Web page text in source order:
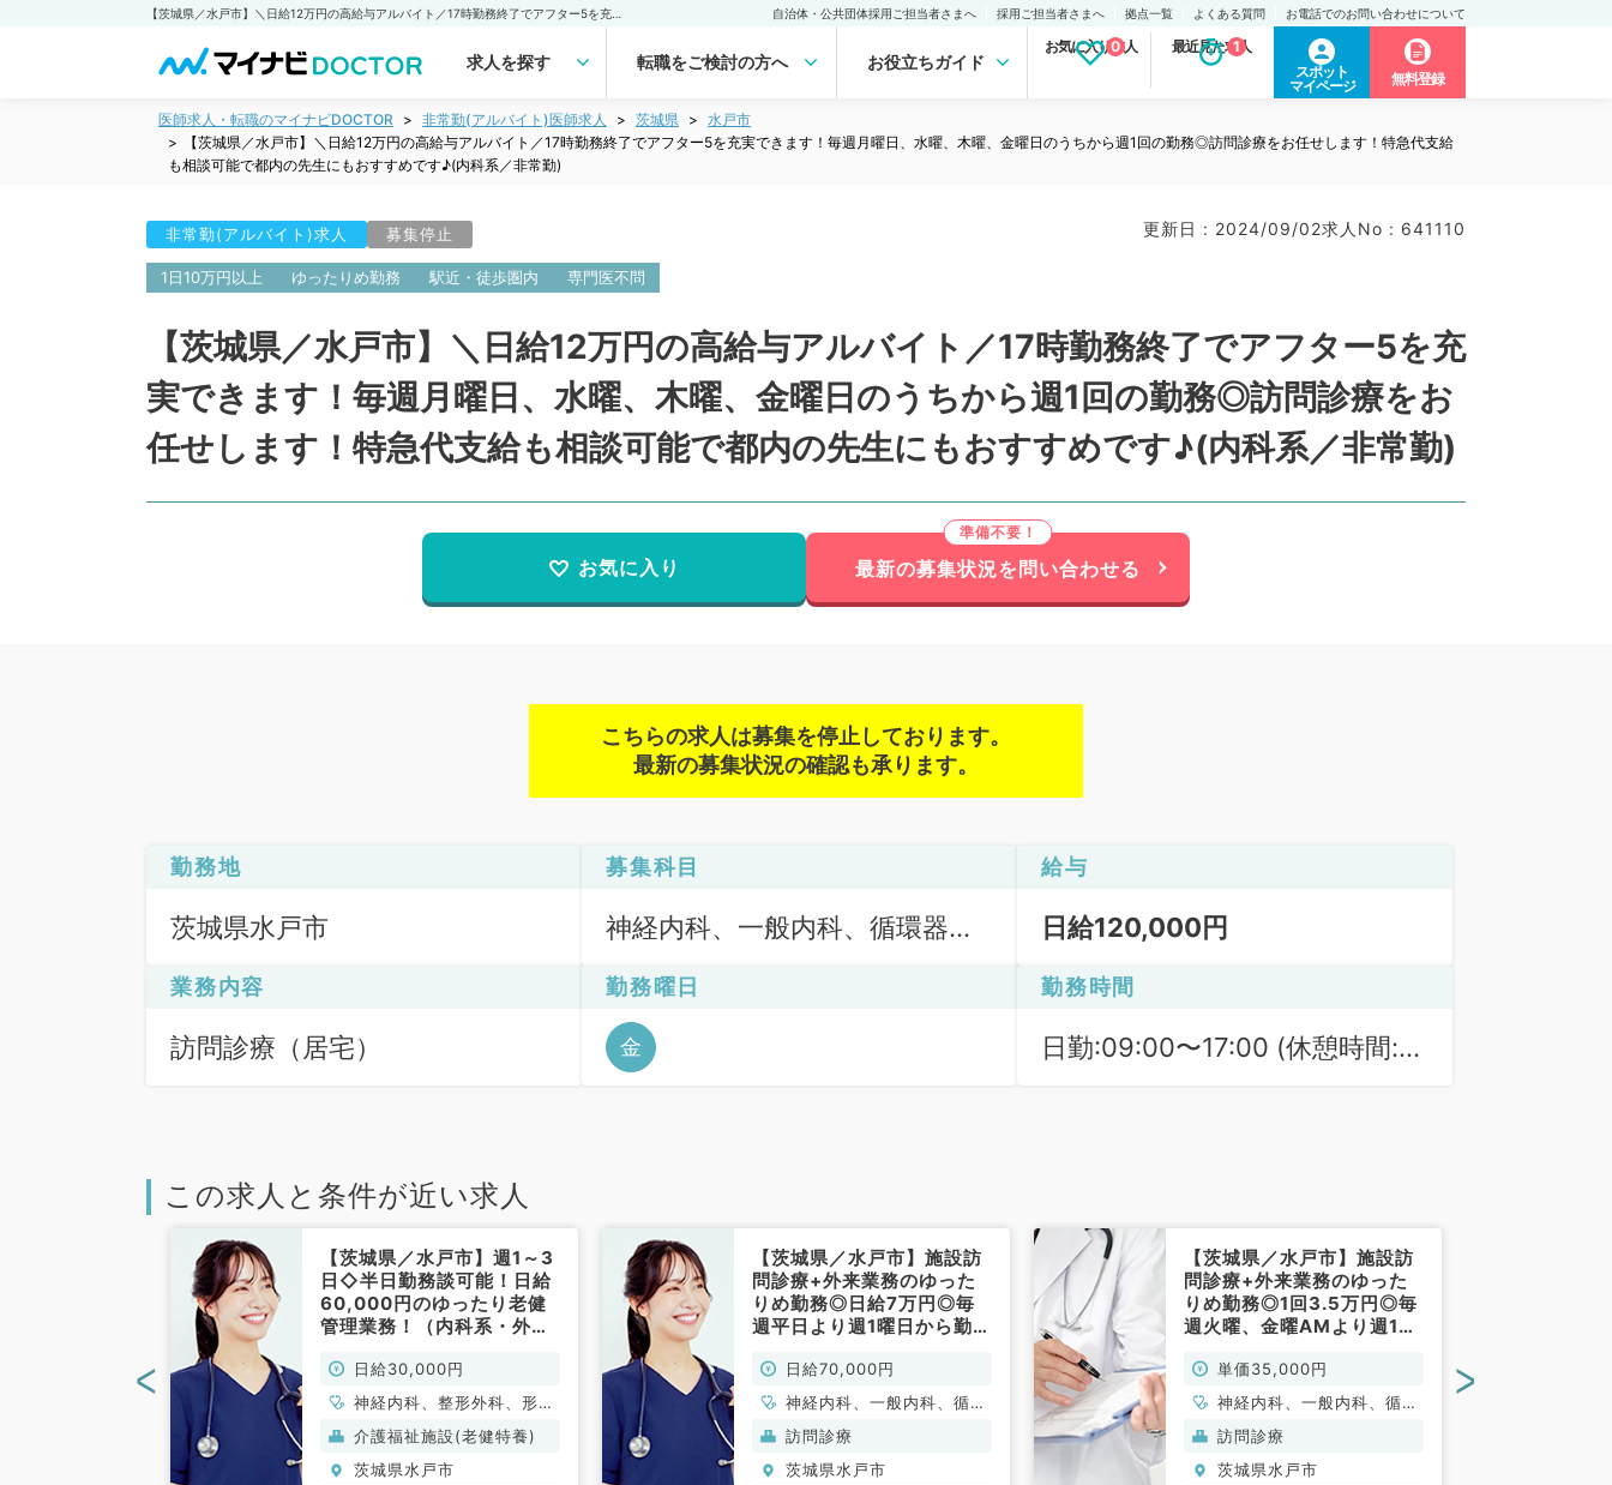
自治体・公共団体採用ご担当者さまへ 採用ご担当者さまへ 拠点一覧 よくある質問 お電話でのお問い合わせについて
求人を探す 転職をご検討の方へ お役立ちガイド
お気に入り求人
0 最近見た求人
1
スポット
マイページ
無料登録
医師求人・転職のマイナビDOCTOR 非常勤(アルバイト)医師求人 茨城県
水戸市
【茨城県／水戸市】＼日給12万円の高給与アルバイト／17時勤務終了でアフター5を充実できます！毎週月曜日、水曜、木曜、金曜日のうちから週1回の勤務◎訪問診療をお任せします！特急代支給
も相談可能で都内の先生にもおすすめです♪(内科系／非常勤)
非常勤(アルバイト)求人 募集停止 更新日 : 2024/09/02求人No : 641110
1日10万円以上 ゆったりめ勤務 駅近・徒歩圏内 専門医不問
【茨城県／水戸市】＼日給12万円の高給与アルバイト／17時勤務終了でアフター5を充
実できます！毎週月曜日、水曜、木曜、金曜日のうちから週1回の勤務◎訪問診療をお
任せします！特急代支給も相談可能で都内の先生にもおすすめです♪(内科系／非常勤)
お気に入り 最新の募集状況を問い合わせる
こちらの求人は募集を停止しております。
最新の募集状況の確認も承ります。
勤務地
茨城県水戸市
募集科目
神経内科、一般内科、循環器内
内分泌・代謝内科、腎臓内科、
老年内科、血液内科、外科系全
給与
日給120,000円
業務内容
訪問診療（居宅）
勤務曜日
金
勤務時間
日勤:09:00〜17:00 (休憩時間:
この求人と条件が近い求人
【茨城県／水戸市】週1～3
日◇半日勤務談可能！日給
60,000円のゆったり老健
管理業務！（内科系・外科
日給30,000円
神経内科、整形外科、形成
外科、脳神経外科、呼吸器
外科、心臓血管外科、泌尿
器科、一般内科、循環器内
介護福祉施設(老健特養)
茨城県水戸市
【茨城県／水戸市】施設訪
問診療+外来業務のゆった
りめ勤務◎日給7万円◎毎
週平日より週1曜日から勤務
日給70,000円
神経内科、一般内科、循環
器内科、呼吸器内科、消化
器内科、内分泌・代謝内
科、腎臓内科、老年内科、
訪問診療
茨城県水戸市
【茨城県／水戸市】施設訪
問診療+外来業務のゆった
りめ勤務◎1回3.5万円◎毎
週火曜、金曜AMより週1曜
／非常勤）
単価35,000円
神経内科、一般内科、循環
器内科、呼吸器内科、消化
器内科、内分泌・代謝内
科、腎臓内科、老年内科、
訪問診療
茨城県水戸市
< >